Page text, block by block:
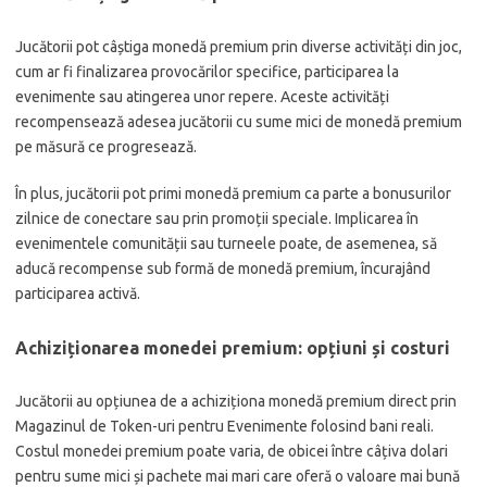
Jucătorii pot câștiga monedă premium prin diverse activități din joc,
cum ar fi finalizarea provocărilor specifice, participarea la
evenimente sau atingerea unor repere. Aceste activități
recompensează adesea jucătorii cu sume mici de monedă premium
pe măsură ce progresează.
În plus, jucătorii pot primi monedă premium ca parte a bonusurilor
zilnice de conectare sau prin promoții speciale. Implicarea în
evenimentele comunității sau turneele poate, de asemenea, să
aducă recompense sub formă de monedă premium, încurajând
participarea activă.
Achiziționarea monedei premium: opțiuni și costuri
Jucătorii au opțiunea de a achiziționa monedă premium direct prin
Magazinul de Token-uri pentru Evenimente folosind bani reali.
Costul monedei premium poate varia, de obicei între câțiva dolari
pentru sume mici și pachete mai mari care oferă o valoare mai bună